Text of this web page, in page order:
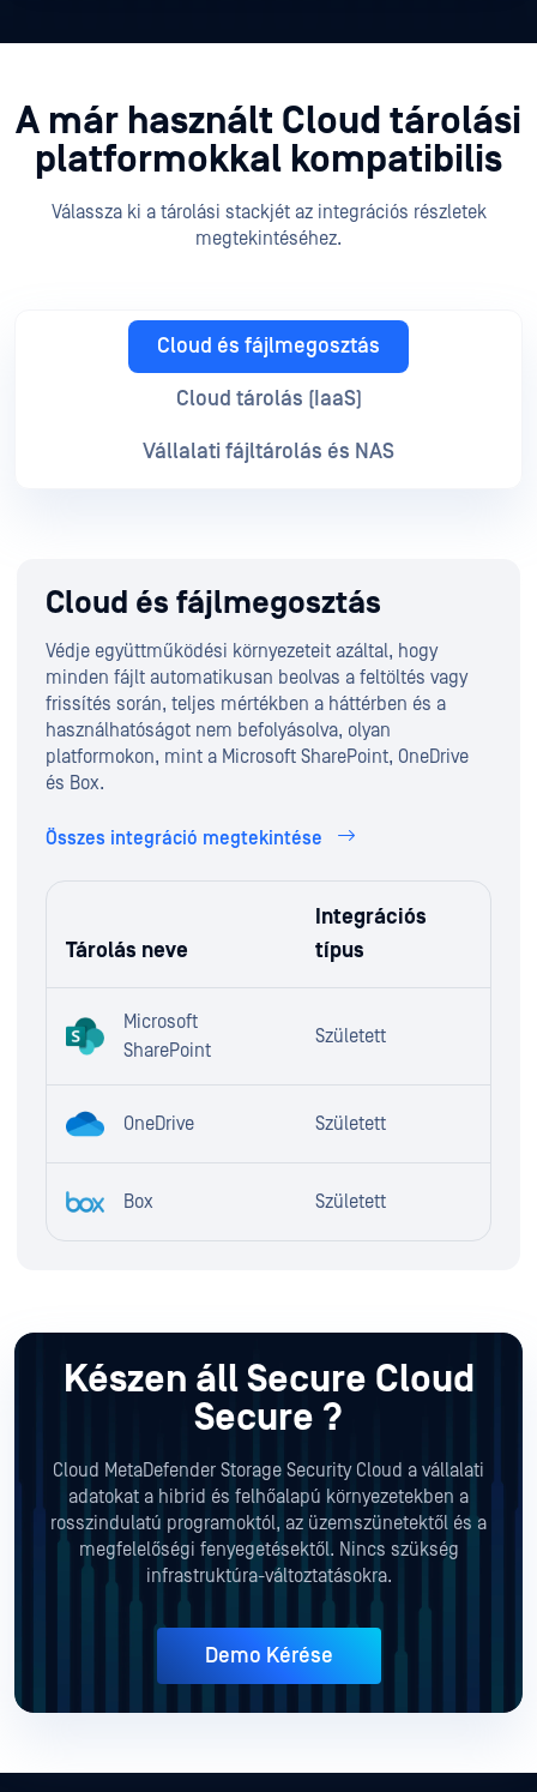
A már használt Cloud tárolási
platformokkal kompatibilis
Válassza ki a tárolási stackjét az integrációs részletek
megtekintéséhez.
Cloud és fájlmegosztás
Cloud tárolás (IaaS)
Vállalati fájltárolás és NAS
Cloud és fájlmegosztás
Védje együttműködési környezeteit azáltal, hogy
minden fájlt automatikusan beolvas a feltöltés vagy
frissítés során, teljes mértékben a háttérben és a
használhatóságot nem befolyásolva, olyan
platformokon, mint a Microsoft SharePoint, OneDrive
és Box.
Összes integráció megtekintése
Tárolás neve
Integrációs
típus
Microsoft
SharePoint
Született
OneDrive Született
Box Született
Készen áll Secure Cloud
Secure ?
Cloud MetaDefender Storage Security Cloud a vállalati
adatokat a hibrid és felhőalapú környezetekben a
rosszindulatú programoktól, az üzemszünetektől és a
megfelelőségi fenyegetésektől. Nincs szükség
infrastruktúra-változtatásokra.
Demo Kérése